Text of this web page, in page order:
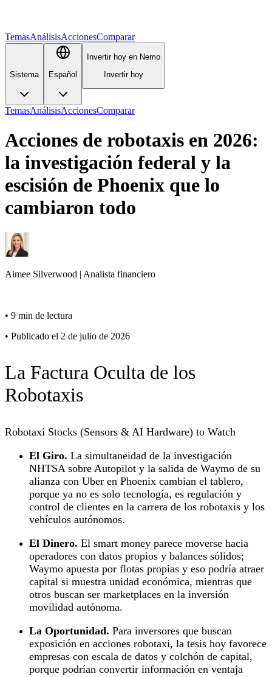
TemasAnálisisAccionesComparar
Sistema Español
Invertir hoy en Nemo
Invertir hoy
TemasAnálisisAccionesComparar
Acciones de robotaxis en 2026:
la investigación federal y la
escisión de Phoenix que lo
cambiaron todo
Aimee Silverwood | Analista financiero
• 9 min de lectura
• Publicado el 2 de julio de 2026
La Factura Oculta de los
Robotaxis
Robotaxi Stocks (Sensors & AI Hardware) to Watch
El Giro. La simultaneidad de la investigación
NHTSA sobre Autopilot y la salida de Waymo de su
alianza con Uber en Phoenix cambian el tablero,
porque ya no es solo tecnología, es regulación y
control de clientes en la carrera de los robotaxis y los
vehículos autónomos.
El Dinero. El smart money parece moverse hacia
operadores con datos propios y balances sólidos;
Waymo apuesta por flotas propias y eso podría atraer
capital si muestra unidad económica, mientras que
otros buscan ser marketplaces en la inversión
movilidad autónoma.
La Oportunidad. Para inversores que buscan
exposición en acciones robotaxi, la tesis hoy favorece
empresas con escala de datos y colchón de capital,
porque podrían convertir información en ventaja